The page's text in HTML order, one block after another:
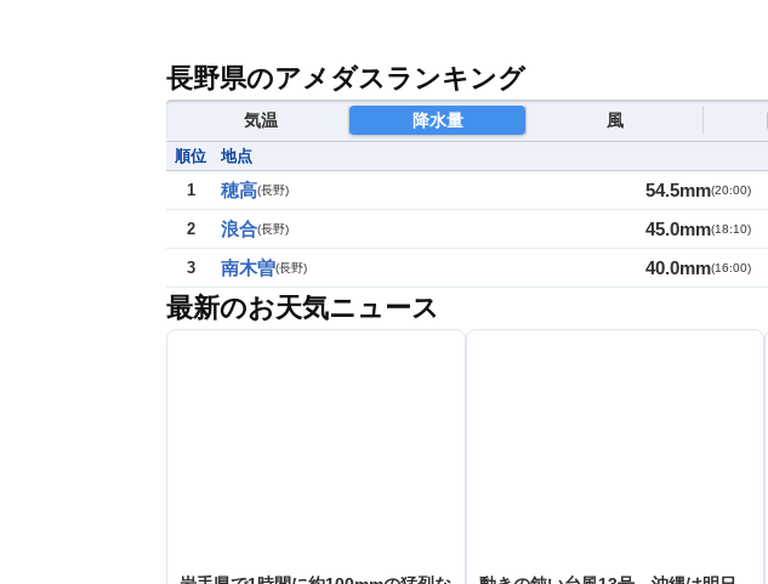
長野県のアメダスランキング
気温 降水量 風
順位 地点
1
穂高(長野) 54.5mm(20:00)
2 浪合(長野) 45.0mm(18:10)
3 南木曽(長野) 40.0mm(16:00)
最新のお天気ニュース